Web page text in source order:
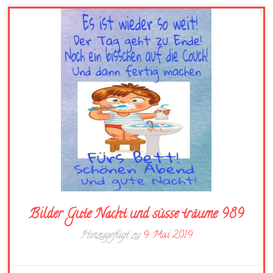
Bilder Gute Nacht und süsse träume 989
Hinzugefügt zu9. Mai 2019